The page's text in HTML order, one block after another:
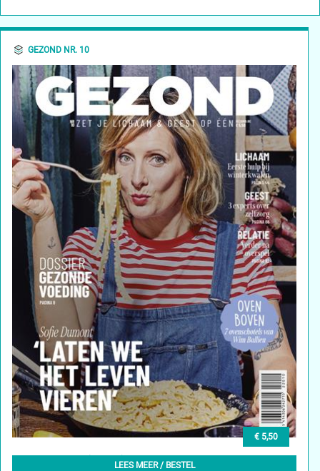
GEZOND NR. 10
€ 5,50
GEZOND NR. 10 (WINTER) - 18/01/2023
LEES MEER / BESTEL